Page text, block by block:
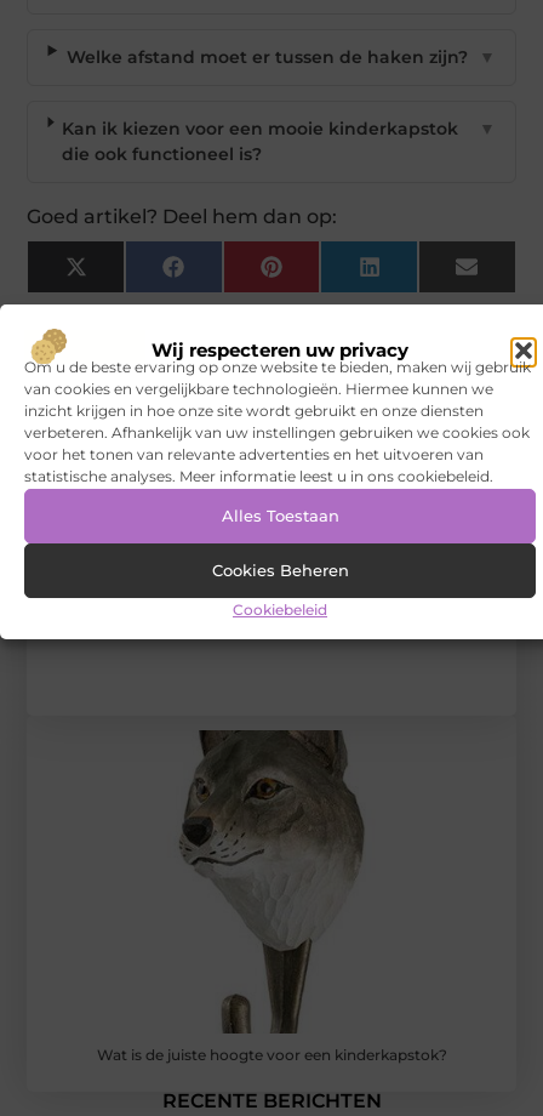
Wij respecteren uw privacy
Om u de beste ervaring op onze website te bieden, maken wij gebruik
van cookies en vergelijkbare technologieën. Hiermee kunnen we
inzicht krijgen in hoe onze site wordt gebruikt en onze diensten
verbeteren. Afhankelijk van uw instellingen gebruiken we cookies ook
voor het tonen van relevante advertenties en het uitvoeren van
statistische analyses. Meer informatie leest u in ons cookiebeleid.
Alles Toestaan
Cookies Beheren
Cookiebeleid
Welke afstand moet er tussen de haken zijn? ▼
Kan ik kiezen voor een mooie kinderkapstok
die ook functioneel is?
▼
Goed artikel? Deel hem dan op:
X
(Twitter)
Facebook Pinterest LinkedIn Email
Tags en Categorieën:
Kinderen,kapstok,kinderen,woonaccessoires
DEEL DIT:
Wat is de juiste hoogte voor een kinderkapstok?
RECENTE BERICHTEN
Begin vandaag nog
met bloggen opVNSU